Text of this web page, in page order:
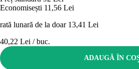
Economisești 11,56 Lei
rată lunară de la doar 13,41 Lei
40,22 Lei / buc.
ADAUGĂ ÎN